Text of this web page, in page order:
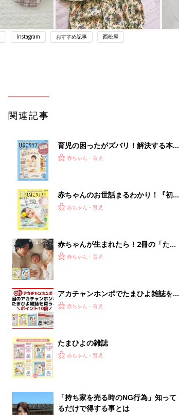
Instagram おすすめ記事 西松屋
関連記事
育児の困ったがズバリ！解決する本
『ひよこクラブ 秋号』 4カ月～2才
赤ちゃん・育児
赤ちゃんのお世話まるわかり！『初め
てのひよこクラブ 夏号』〈巻頭大特
赤ちゃん・育児
赤ちゃんが生まれたら！2冊の「たま
ひよ」
赤ちゃん・育児
アカチャンホンポでたまひよ雑誌を買
うとポイント10倍【期間限定】
赤ちゃん・育児
たまひよの雑誌
赤ちゃん・育児
「持ち家を売る時のNG行為」知って
るだけで得する事とは